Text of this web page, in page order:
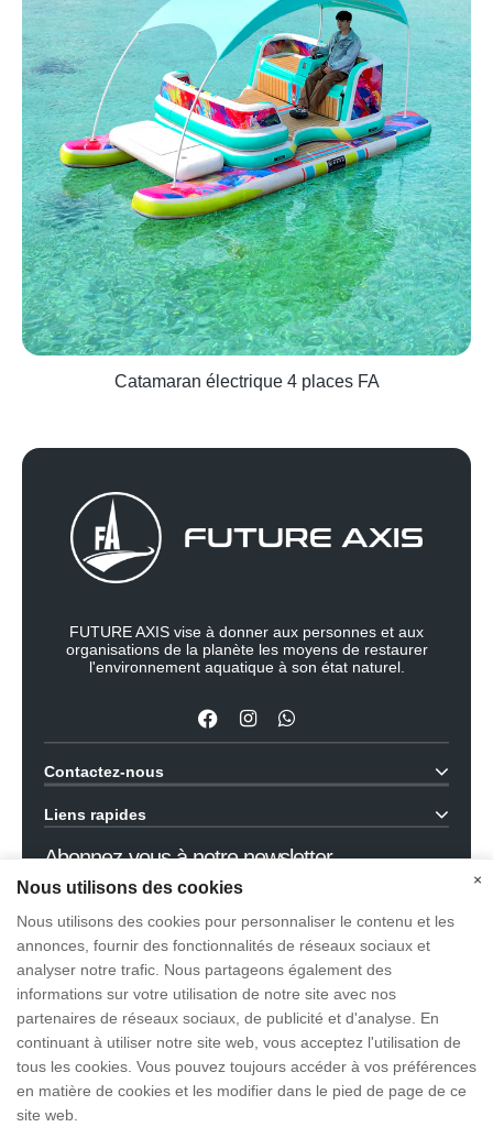
Catamaran électrique 4 places FA
FUTURE AXIS vise à donner aux personnes et aux
organisations de la planète les moyens de restaurer
l'environnement aquatique à son état naturel.
Contactez-nous
Guangzhou, Chine
Liens rapides
Agents
Mentions légales
Coordonnées
Politique de confidentialité
Abonnez-vous à notre newsletter
J'accepte les termes dePolitique de confidentialité
S'abonner
Nous utilisons des cookies
Nous utilisons des cookies pour personnaliser le contenu et les
annonces, fournir des fonctionnalités de réseaux sociaux et
analyser notre trafic. Nous partageons également des
informations sur votre utilisation de notre site avec nos
partenaires de réseaux sociaux, de publicité et d'analyse. En
continuant à utiliser notre site web, vous acceptez l'utilisation de
tous les cookies. Vous pouvez toujours accéder à vos préférences
en matière de cookies et les modifier dans le pied de page de ce
site web.
×